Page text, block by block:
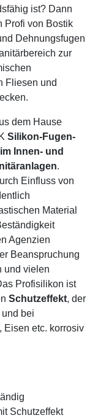
ist? Dann
Profi von Bostik
Dehnungsfugen
zur
Fliesen und
dem Hause
Silikon-Fugen-
Innen- und
.
Einfluss von
Material
Agenzien
Beanspruchung
und vielen
Profisilikon ist
Schutzeffekt, der
bei
Eisen etc. korrosiv
Schutzeffekt